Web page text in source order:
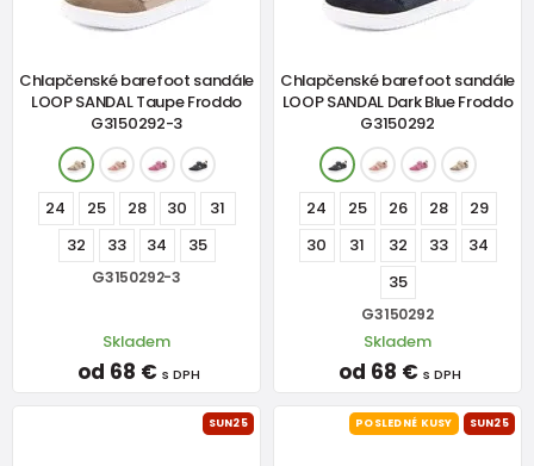
Chlapčenské barefoot sandále
LOOP SANDAL Taupe Froddo
G3150292-3
24 25 28 30
31
32
33 34 35
G3150292-3
Skladem
od 68 € s DPH
Chlapčenské barefoot sandále
LOOP SANDAL Dark Blue Froddo
G3150292
24 25 26 28
29
30
31 32 33
34
35
G3150292
Skladem
od 68 € s DPH
SUN25 POSLEDNÉ KUSY SUN25